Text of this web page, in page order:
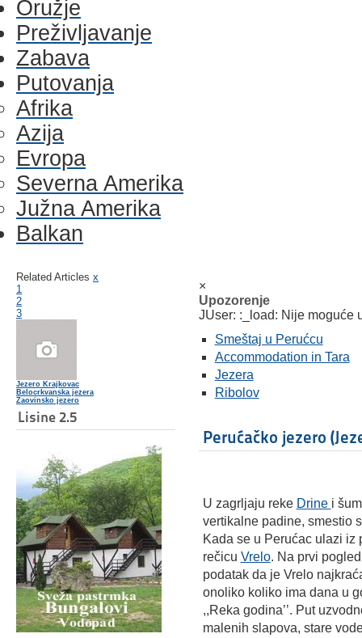
Oružje
Preživljavanje
Zabava
Putovanja
Afrika
Azija
Evropa
Severna Amerika
Južna Amerika
Balkan
Related Articles x
1
2
3
Jezero Krajkovac
Belocrkvanska jezera
Zaovinsko jezero
Lisine 2.5
×
Upozorenje
JUser: :_load: Nije moguće
Smeštaj u Perućcu
Accommodation in Tara
Jezera
Ribolov
Perućačko jezero
U zagrljaju reke Drine i
vertikalne padine, smestio
Kada se u Perućac ulazi iz
rečicu Vrelo. Na prvi
podatak da je Vrelo
onoliko koliko ima dana u
,,Reka godina’’. Put
malenih slapova, stare